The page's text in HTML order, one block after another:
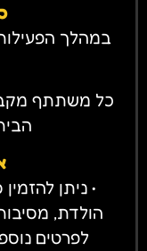
במהלך
כל משתתף
• ניתן
הולדת,
לפרטים